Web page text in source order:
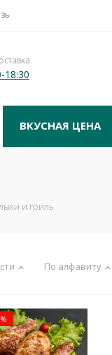
18:30
ВКУСНАЯ ЦЕНА
и гриль
По алфавиту